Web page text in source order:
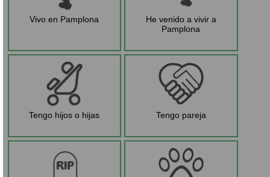
Vivo en Pamplona
He venido a vivir a
Pamplona
Tengo hijos o hijas Tengo pareja